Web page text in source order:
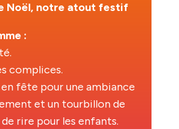
Noël, notre atout festif
:
complices.
en fête pour une ambiance
et un tourbillon de
rire pour les enfants.